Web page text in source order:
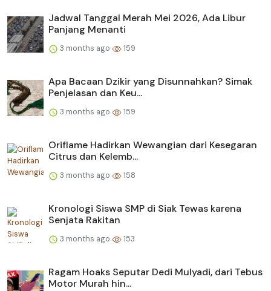
Jadwal Tanggal Merah Mei 2026, Ada Libur
Panjang Menanti
3 months ago 159
Apa Bacaan Dzikir yang Disunnahkan? Simak
Penjelasan dan Keu...
3 months ago 159
Oriflame Hadirkan Wewangian dari Kesegaran
Citrus dan Kelemb...
3 months ago 158
Kronologi Siswa SMP di Siak Tewas karena
Senjata Rakitan
3 months ago 153
Ragam Hoaks Seputar Dedi Mulyadi, dari Tebus
Motor Murah hin...